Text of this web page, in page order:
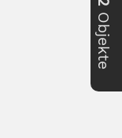
Objekte